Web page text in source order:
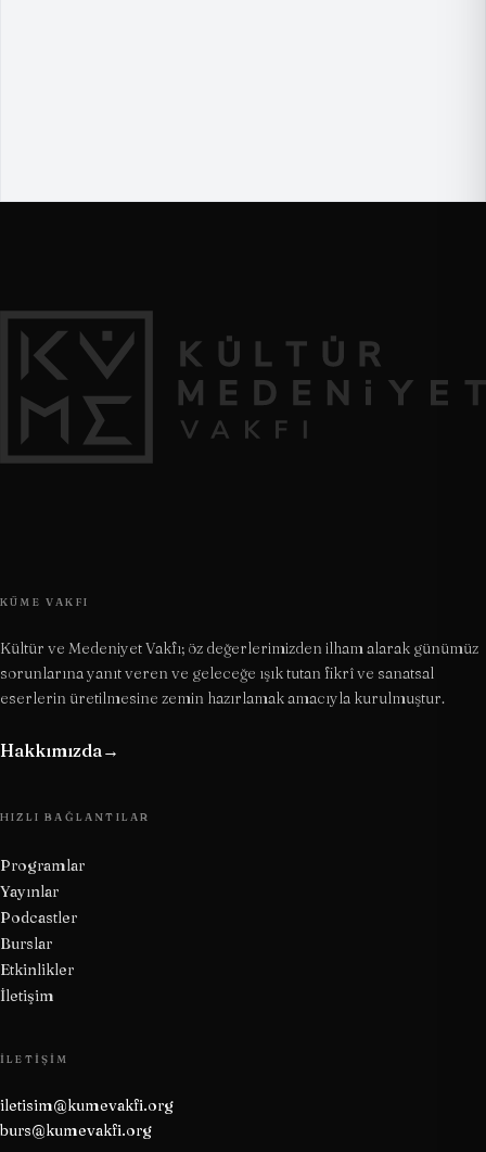
KÜME VAKFI
Kültür ve Medeniyet Vakfı; öz değerlerimizden ilham alarak günümüz
sorunlarına yanıt veren ve geleceğe ışık tutan fikrî ve sanatsal
eserlerin üretilmesine zemin hazırlamak amacıyla kurulmuştur.
Hakkımızda→
HIZLI BAĞLANTILAR
Programlar
Yayınlar
Podcastler
Burslar
Etkinlikler
İletişim
İLETIŞIM
iletisim@kumevakfi.org
burs@kumevakfi.org